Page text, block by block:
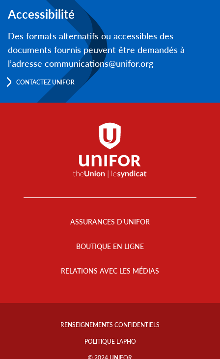
Accessibilité
Des formats alternatifs ou accessibles des
documents fournis peuvent être demandés à
l’adresse communications@unifor.org
CONTACTEZ UNIFOR
ASSURANCES D’UNIFOR
BOUTIQUE EN LIGNE
RELATIONS AVEC LES MÉDIAS
Footer
RENSEIGNEMENTS CONFIDENTIELS
POLITIQUE LAPHO